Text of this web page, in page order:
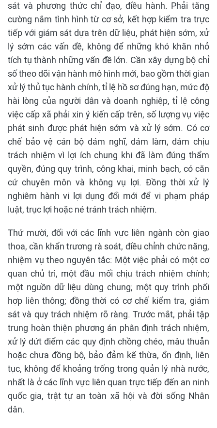
sát và phương thức chỉ đạo, điều hành. Phải tăng
cường nắm tình hình từ cơ sở, kết hợp kiểm tra trực
tiếp với giám sát dựa trên dữ liệu, phát hiện sớm, xử
lý sớm các vấn đề, không để những khó khăn nhỏ
tích tụ thành những vấn đề lớn. Cần xây dựng bộ chỉ
số theo dõi vận hành mô hình mới, bao gồm thời gian
xử lý thủ tục hành chính, tỉ lệ hồ sơ đúng hạn, mức độ
hài lòng của người dân và doanh nghiệp, tỉ lệ công
việc cấp xã phải xin ý kiến cấp trên, số lượng vụ việc
phát sinh được phát hiện sớm và xử lý sớm. Có cơ
chế bảo vệ cán bộ dám nghĩ, dám làm, dám chịu
trách nhiệm vì lợi ích chung khi đã làm đúng thẩm
quyền, đúng quy trình, công khai, minh bạch, có căn
cứ chuyên môn và không vụ lợi. Đồng thời xử lý
nghiêm hành vi lợi dụng đổi mới để vi phạm pháp
luật, trục lợi hoặc né tránh trách nhiệm.
Thứ mười, đối với các lĩnh vực liên ngành còn giao
thoa, cần khẩn trương rà soát, điều chỉnh chức năng,
nhiệm vụ theo nguyên tắc: Một việc phải có một cơ
quan chủ trì, một đầu mối chịu trách nhiệm chính;
một nguồn dữ liệu dùng chung; một quy trình phối
hợp liên thông; đồng thời có cơ chế kiểm tra, giám
sát và quy trách nhiệm rõ ràng. Trước mắt, phải tập
trung hoàn thiện phương án phân định trách nhiệm,
xử lý dứt điểm các quy định chồng chéo, mâu thuẫn
hoặc chưa đồng bộ, bảo đảm kế thừa, ổn định, liên
tục, không để khoảng trống trong quản lý nhà nước,
nhất là ở các lĩnh vực liên quan trực tiếp đến an ninh
quốc gia, trật tự an toàn xã hội và đời sống Nhân
dân.